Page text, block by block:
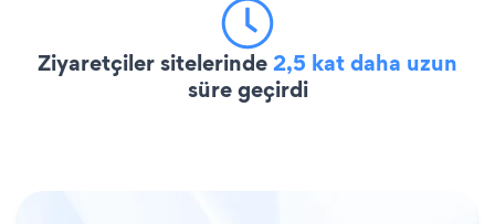
Ziyaretçiler sitelerinde2,5 kat daha uzun
süre geçirdi